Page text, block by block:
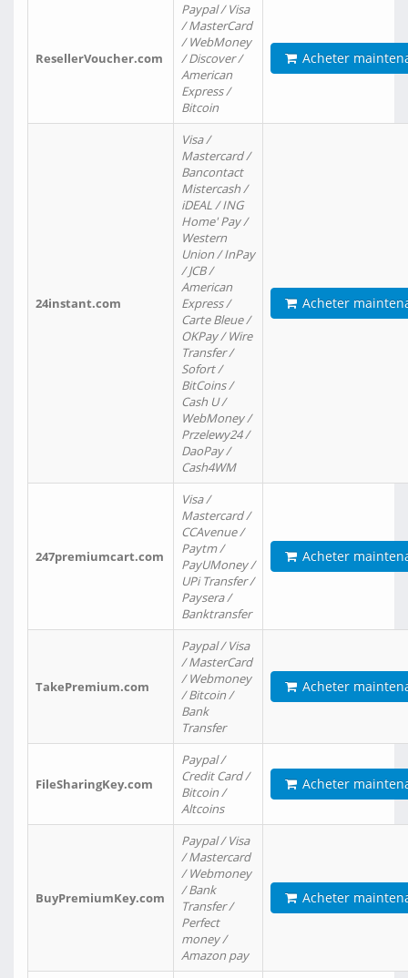
ResellerVoucher.com
Paypal / Visa
/ MasterCard
/ WebMoney
/ Discover /
American
Express /
Bitcoin
Acheter
24instant.com
Visa /
Mastercard /
Bancontact
Mistercash /
iDEAL / ING
Home' Pay /
Western
Union / InPay
/ JCB /
American
Express /
Carte Bleue /
OKPay / Wire
Transfer /
Sofort /
BitCoins /
Cash U /
WebMoney /
Przelewy24 /
DaoPay /
Cash4WM
Acheter
247premiumcart.com
Visa /
Mastercard /
CCAvenue /
Paytm /
PayUMoney /
UPi Transfer /
Paysera /
Banktransfer
Acheter
TakePremium.com
Paypal / Visa
/ MasterCard
/ Webmoney
/ Bitcoin /
Bank
Transfer
Acheter
FileSharingKey.com
Paypal /
Credit Card /
Bitcoin /
Altcoins
Acheter
BuyPremiumKey.com
Paypal / Visa
/ Mastercard
/ Webmoney
/ Bank
Transfer /
Perfect
money /
Amazon pay
Acheter